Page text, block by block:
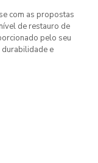
com as propostas
de restauro de
pelo seu
durabilidade e